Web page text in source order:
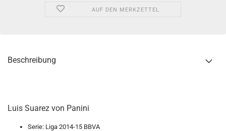
AUF DEN MERKZETTEL
Beschreibung
Luis Suarez von Panini
Serie: Liga 2014-15 BBVA